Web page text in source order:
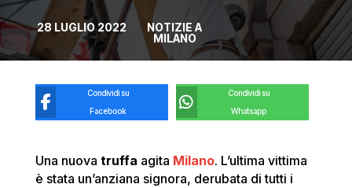
28 LUGLIO 2022
NOTIZIE A
MILANO
Condividi su
Facebook
Condividi su
Whatsapp
Una nuova truffa agita Milano. L’ultima vittima
è stata un’anziana signora, derubata di tutti i